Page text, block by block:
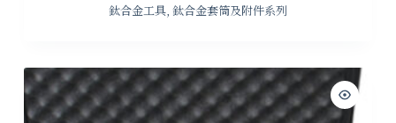
鈦合金工具, 鈦合金套筒及附件系列